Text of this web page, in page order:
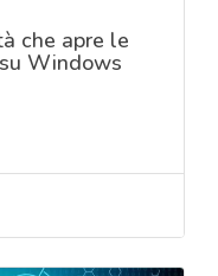
che apre le
Windows